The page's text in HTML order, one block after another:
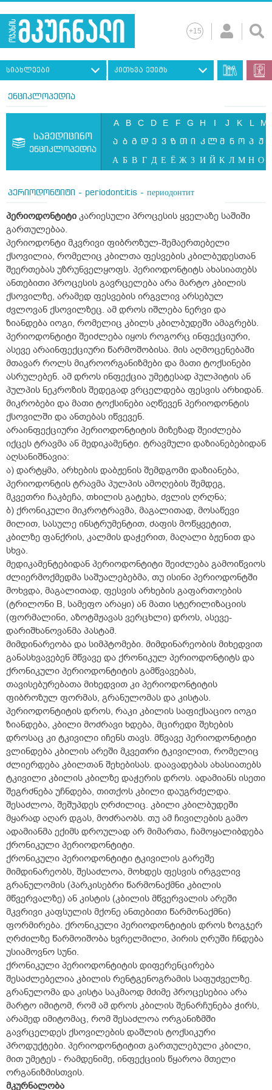
სიახლეები კითხვა ექიმს
ენციკლოპედია
სამედიცინო
ენციკლოპედია
A B C D E F G H I J K L M
ა ბ გ დ ე ვ ზ თ ი კ ლ მ ნ ო პ ჟ
А Б В Г Д Е Ё Ж З И Й К Л М Н О
პერიოდონტიტი - periodontitis - периодонтит
პერიოდონტიტი კარიესული პროცესის ყველაზე საშიში
გართულებაა.
პერიოდონტი მკვრივი ფიბროზულ-შემაერთებელი
ქსოვილია, რომელიც კბილთა ფესვების კბილბუდესთან
შეერთებას უზრუნველყოფს. პერიოდონტიტს ახასიათებს
ანთებითი პროცესის გავრცელება არა მარტო კბილის
ქსოვილზე, არამედ ფესვების ირგვლივ არსებულ
ძვლოვან ქსოვილზეც. ამ დროს იშლება ნერვი და
ზიანდება იოგი, რომელიც კბილს კბილბუდეში ამაგრებს.
პერიოდონტიტი შეიძლება იყოს როგორც ინფექციური,
ასევე არაინფექციური წარმოშობისა. მის აღმოცენებაში
მთავარ როლს მიკროორგანიზმები და მათი ტოქსინები
ასრულებენ. ამ დროს ინფექცია უმეტესად პულპიტის ან
პულპის ნეკროზის შედეგად ვრცელდება ფესვის არხიდან.
მიკრობები და მათი ტოქსინები აღწევენ პერიოდონტის
ქსოვილში და ანთებას იწვევენ.
არაინფექციური პერიოდონტიტის მიზეზად შეიძლება
იქცეს ტრავმა ან მედიკამენტი. ტრავმული დაზიანებებიდან
აღსანიშნავია:
ა) დარტყმა, არხების დაბჟენის შემდგომი დაზიანება,
პერიოდონტის ტრავმა პულპის ამოღების შემდეგ,
მკვეთრი ჩაკბეჩა, თხილის გატეხა, ძვლის ღრღნა;
ბ) ქრონიკული მიკროტრავმა, მაგალითად, მოსაწევი
მილით, სასულე ინსტრუმენტით, ძაფის მოწყვეტით,
კბილზე ფანქრის, კალმის დაჭერით, მაღალი ბჟენით და
სხვა.
მედიკამენტებიდან პერიოდონტიტი შეიძლება გამოიწვიოს
ძლიერმოქმედმა საშუალებებმა, თუ ისინი პერიოდონტში
მოხვდა, მაგალითად, ფესვის არხების გაფართოების
(ტრილონი B, სამეფო არაყი) ან მათი სტერილიზაციის
(ფორმალინი, აზოტმჟავას ვერცხლი) დროს, ასევე-
დარიშხანოვანმა პასტამ.
მიმდინარეობა და სიმპტომები. მიმდინარეობის მიხედვით
განასხვავებენ მწვავე და ქრონიკულ პერიოდონტიტს და
ქრონიკული პერიოდონტიტის გამწვავებას,
თავისებურებათა მიხედვით კი პერიოდონტიტის
ფიბროზულ ფორმას, გრანულომას და კისტას.
პერიოდონტიტის დროს, რაკი კბილის საფიქსაციო იოგი
ზიანდება, კბილი მოძრავი ხდება, მცირედი შეხების
დროსაც კი ტკივილი იჩენს თავს. მწვავე პერიოდონტიტი
ვლინდება კბილის არეში მკვეთრი ტკივილით, რომელიც
ძლიერდება კბილთან შეხებისას. დაავადებას ახასიათებს
ტკივილი კბილის კბილზე დაჭერის დროს. ადამიანს ისეთი
შეგრძნება უჩნდება, თითქოს კბილი დაუგრძელდა.
შესაძლოა, შეშუპდეს ღრძილიც. კბილი კბილბუდეში
მყარად აღარ დგას, მოძრაობს. თუ ამ ჩივილების გამო
ადამიანმა ექიმს დროულად არ მიმართა, ჩამოყალიბდება
ქრონიკული პერიოდონტიტი.
ქრონიკული პერიოდონტიტი ტკივილის გარეშე
მიმდინარეობს, შესაძლოა, მოხდეს ფესვის ირგვლივ
გრანულომის (პარკისებრი წარმონაქმნი კბილის
მწვერვალზე) ან კისტის (კბილის მწვერვალის არეში
მკვრივი კაფსულის მქონე ანთებითი წარმონაქმნი)
ფორმირება. ქრონიკული პერიოდონტიტის დროს ზოგჯერ
ღრძილზე წარმოიშობა ხვრელმილი, პირის ღრუში ჩნდება
უსიამოვნო სუნი.
ქრონიკული პერიოდონტიტის დიფერენცირება
შესაძლებელია კბილის რენტგენოგრამის საფუძველზე.
გრანულომა და კისტა საკმაოდ მძიმე პროცესებია არა
მარტო იმიტომ, რომ ამ დროს კბილის შენარჩუნება ჭირს,
არამედ იმიტომაც, რომ შესაძლოა ორგანიზმში
გავრცელდეს ქსოვილების დაშლის ტოქსიკური
პროდუქტები. პერიოდონტიტით გართულებული კბილი,
მით უმეტეს - რამდენიმე, ინფექციის წყაროა მთელი
ორგანიზმისთვის.
მკურნალობა